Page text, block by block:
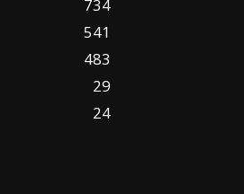
734
541
483
29
24